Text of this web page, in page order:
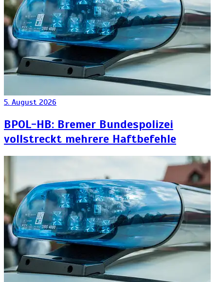
5. August 2026
BPOL-HB: Bremer Bundespolizei
vollstreckt mehrere Haftbefehle